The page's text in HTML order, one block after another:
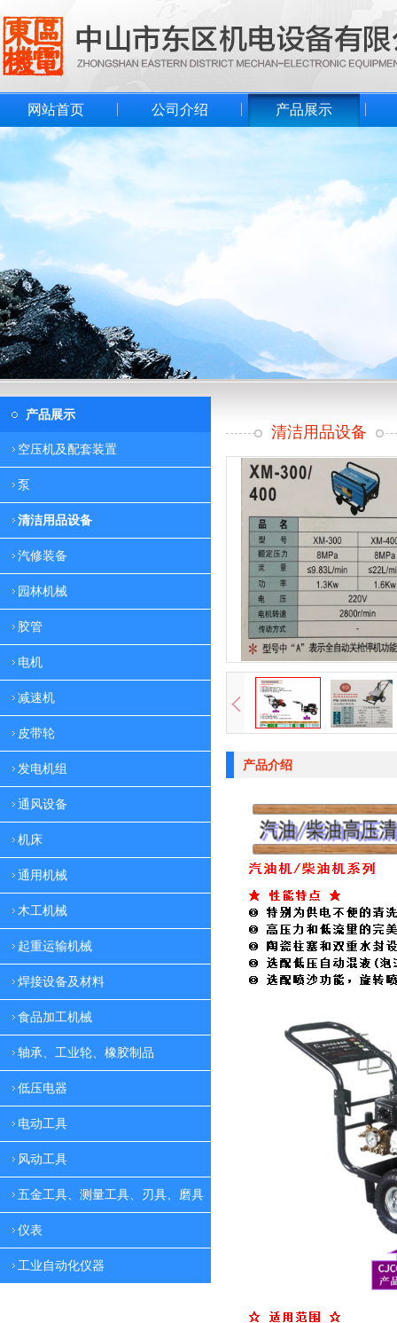
网站首页 公司介绍 产品展示
产品展示
空压机及配套装置
泵
清洁用品设备
汽修装备
园林机械
胶管
电机
减速机
皮带轮
发电机组
通风设备
机床
通用机械
木工机械
起重运输机械
焊接设备及材料
食品加工机械
轴承、工业轮、橡胶制品
低压电器
电动工具
风动工具
五金工具、测量工具、刃具、磨具
仪表
工业自动化仪器
清洁用品设备
产品介绍